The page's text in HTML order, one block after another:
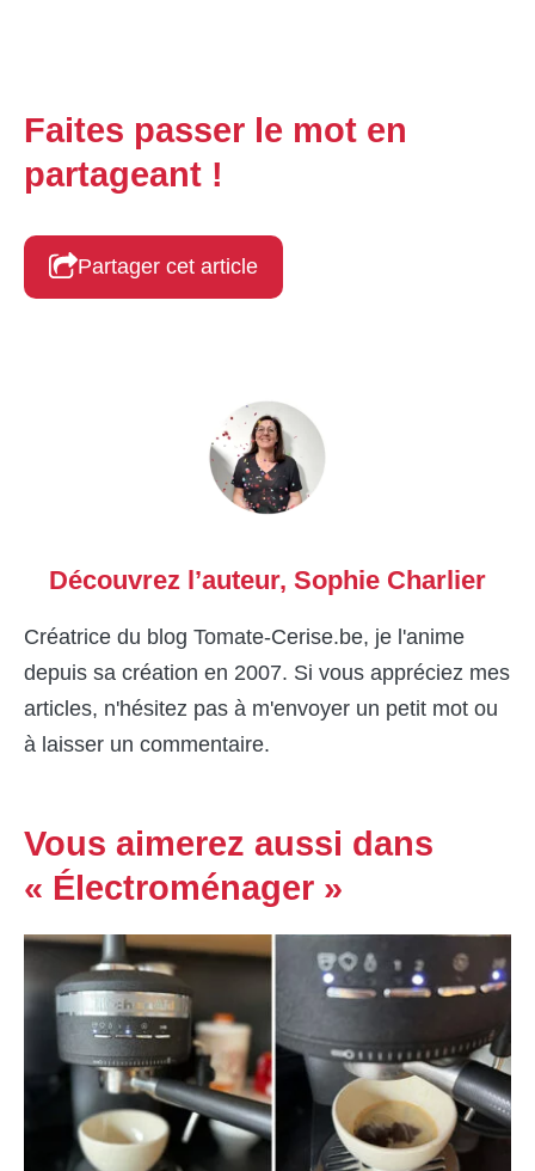
Faites passer le mot en
partageant !
Partager cet article
Découvrez l’auteur, Sophie Charlier
Créatrice du blog Tomate-Cerise.be, je l'anime
depuis sa création en 2007. Si vous appréciez mes
articles, n'hésitez pas à m'envoyer un petit mot ou
à laisser un commentaire.
Vous aimerez aussi dans
« Électroménager »